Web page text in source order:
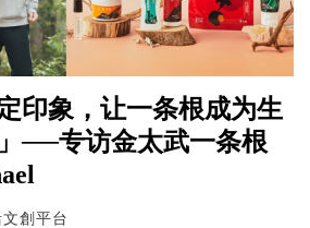
印象，让一条根成为生
──专访金太武一条根
創平台